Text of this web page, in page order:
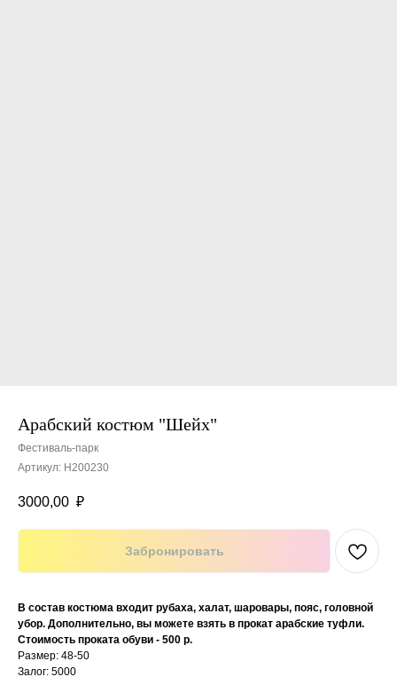
Арабский костюм "Шейх"
Фестиваль-парк
Артикул: Н200230
3000,00 ₽
Забронировать
В состав костюма входит рубаха, халат, шаровары, пояс, головной
убор. Дополнительно, вы можете взять в прокат арабские туфли.
Стоимость проката обуви - 500 р.
Размер: 48-50
Залог: 5000